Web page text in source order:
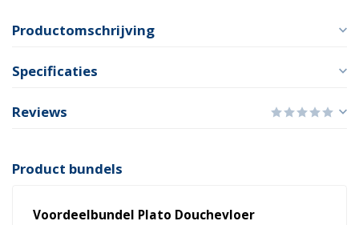
Productomschrijving
Specificaties
Reviews
Product bundels
Voordeelbundel Plato Douchevloer